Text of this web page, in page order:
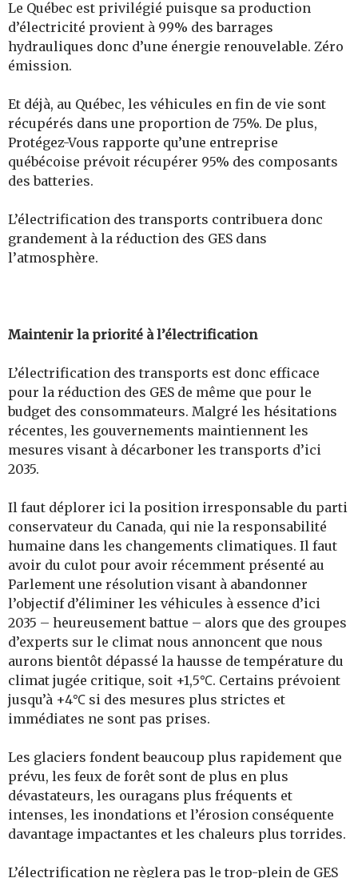
Le Québec est privilégié puisque sa production
d’électricité provient à 99% des barrages
hydrauliques donc d’une énergie renouvelable. Zéro
émission.
Et déjà, au Québec, les véhicules en fin de vie sont
récupérés dans une proportion de 75%. De plus,
Protégez-Vous rapporte qu’une entreprise
québécoise prévoit récupérer 95% des composants
des batteries.
L’électrification des transports contribuera donc
grandement à la réduction des GES dans
l’atmosphère.
Maintenir la priorité à l’électrification
L’électrification des transports est donc efficace
pour la réduction des GES de même que pour le
budget des consommateurs. Malgré les hésitations
récentes, les gouvernements maintiennent les
mesures visant à décarboner les transports d’ici
2035.
Il faut déplorer ici la position irresponsable du parti
conservateur du Canada, qui nie la responsabilité
humaine dans les changements climatiques. Il faut
avoir du culot pour avoir récemment présenté au
Parlement une résolution visant à abandonner
l’objectif d’éliminer les véhicules à essence d’ici
2035 – heureusement battue – alors que des groupes
d’experts sur le climat nous annoncent que nous
aurons bientôt dépassé la hausse de température du
climat jugée critique, soit +1,5℃. Certains prévoient
jusqu’à +4℃ si des mesures plus strictes et
immédiates ne sont pas prises.
Les glaciers fondent beaucoup plus rapidement que
prévu, les feux de forêt sont de plus en plus
dévastateurs, les ouragans plus fréquents et
intenses, les inondations et l’érosion conséquente
davantage impactantes et les chaleurs plus torrides.
L’électrification ne règlera pas le trop-plein de GES